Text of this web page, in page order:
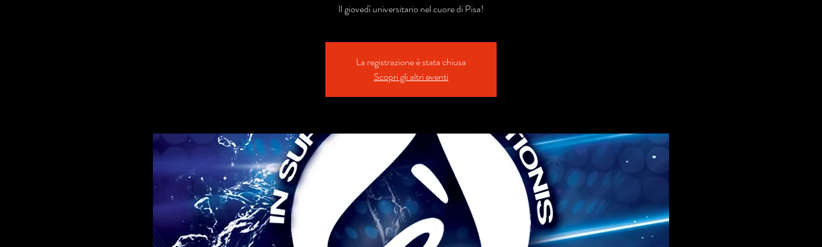
Il giovedì universitario nel cuore di Pisa!
La registrazione è stata chiusa
Scopri gli altri eventi